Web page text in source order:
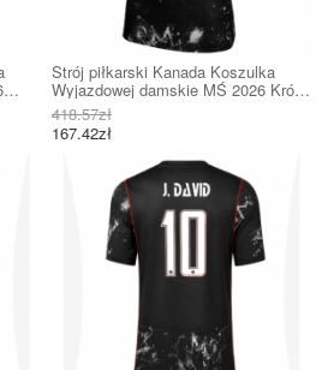
Strój piłkarski Kanada Koszulka
Wyjazdowej damskie MŚ 2026 Krótki
Rękaw
418.57zł
167.42zł